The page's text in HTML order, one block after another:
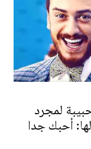
لمجرد
أحبك جدا